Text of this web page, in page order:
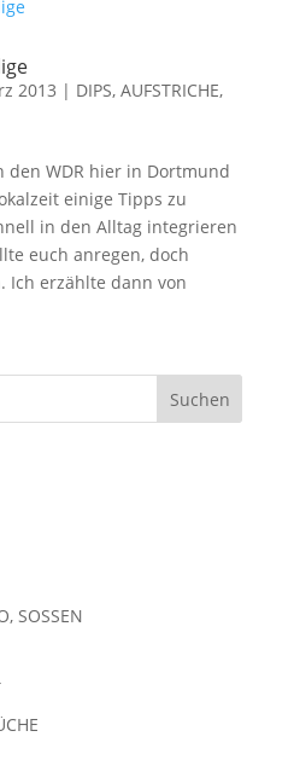
2013 | DIPS, AUFSTRICHE,
WDR hier in Dortmund
einige Tipps zu
in den Alltag integrieren
euch anregen, doch
Ich erzählte dann von
SOSSEN